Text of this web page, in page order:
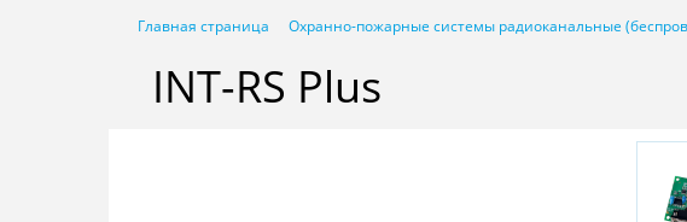
Главная страница Охранно-пожарные системы радиоканальные
INT-RS Plus